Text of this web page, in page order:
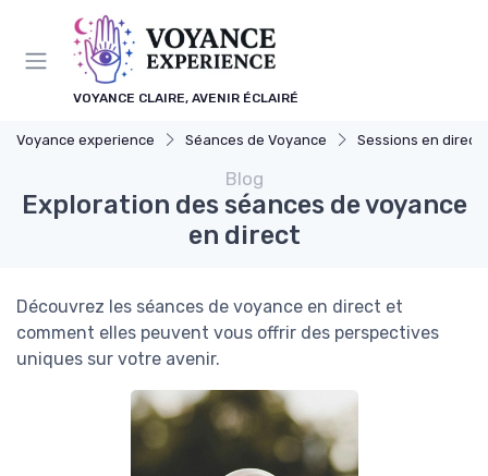
VOYANCE CLAIRE, AVENIR ÉCLAIRÉ
Voyance experience Séances de Voyance Sessions en direct
Blog
Exploration des séances de voyance
en direct
Découvrez les séances de voyance en direct et
comment elles peuvent vous offrir des perspectives
uniques sur votre avenir.
Panneau de gestion des cookies